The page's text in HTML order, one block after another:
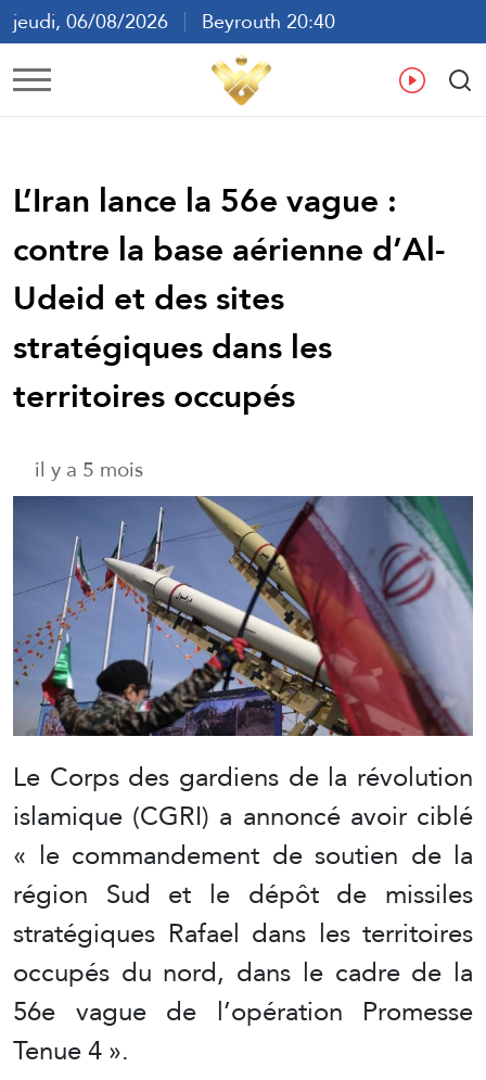
jeudi, 06/08/2026
Beyrouth 20:40
ع
L’Iran lance la 56e vague :
contre la base aérienne d’Al-
Udeid et des sites
stratégiques dans les
territoires occupés
il y a 5 mois
Le Corps des gardiens de la révolution
islamique (CGRI) a annoncé avoir ciblé
« le commandement de soutien de la
région Sud et le dépôt de missiles
stratégiques Rafael dans les territoires
occupés du nord, dans le cadre de la
56e vague de l’opération Promesse
Tenue 4 ».